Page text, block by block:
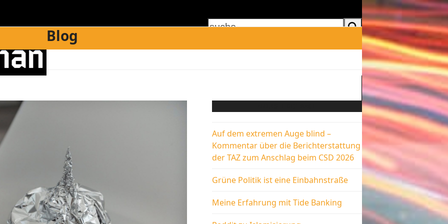
suche
Blog
Auf dem extremen Auge blind –
Kommentar über die Berichterstattung
der TAZ zum Anschlag beim CSD 2026
Grüne Politik ist eine Einbahnstraße
Meine Erfahrung mit Tide Banking